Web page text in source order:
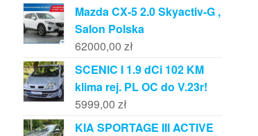
Mazda CX-5 2.0 Skyactiv-G ,
Salon Polska
62000,00 zł
SCENIC I 1.9 dCi 102 KM
klima rej. PL OC do V.23r!
5999,00 zł
KIA SPORTAGE III ACTIVE